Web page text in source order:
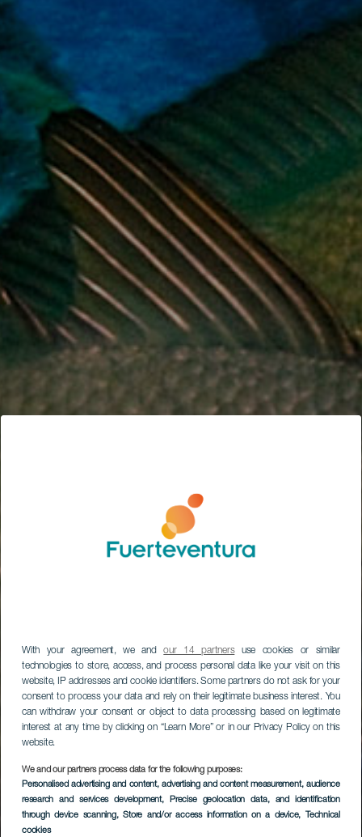
With your agreement, we andour 14 partnersuse cookies or similar
technologies to store, access, and process personal data like your visit on this
website, IP addresses and cookie identifiers. Some partners do not ask for your
consent to process your data and rely on their legitimate business interest. You
can withdraw your consent or object to data processing based on legitimate
interest at any time by clicking on “Learn More” or in our Privacy Policy on this
website.
We and our partners process data for the following purposes:
Personalised advertising and content, advertising and content measurement, audience
research and services development, Precise geolocation data, and identification
through device scanning, Store and/or access information on a device, Technical
cookies